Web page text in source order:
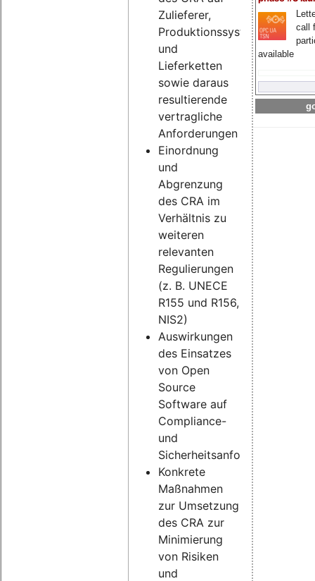
call
available
Zulieferer,
Produktionssysteme
und
Lieferketten
sowie daraus
resultierende
vertragliche
Anforderungen
Einordnung
und
Abgrenzung
des CRA im
Verhältnis zu
weiteren
relevanten
Regulierungen
(z. B. UNECE
R155 und R156,
NIS2)
Auswirkungen
des Einsatzes
von Open
Source
Software auf
Compliance-
und
Sicherheitsanforderungen
Konkrete
Maßnahmen
zur Umsetzung
des CRA zur
Minimierung
von Risiken
und